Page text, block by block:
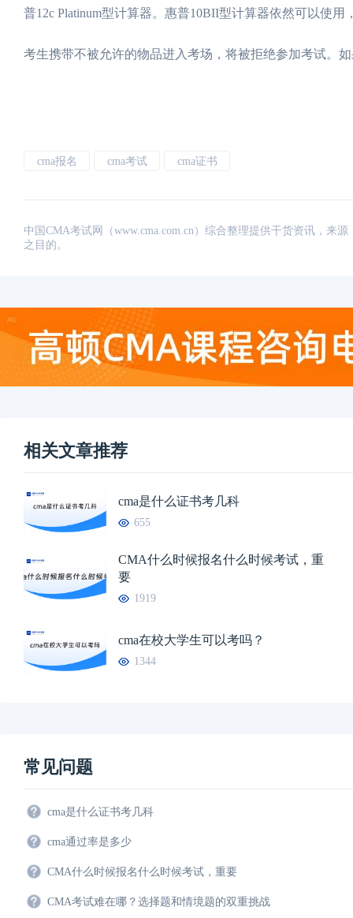
普12c Platinum型计算器。惠普10BII型计算器依然可以使
考生携带不被允许的物品进入考场，将被拒绝参加考试。
cma报名 cma考试 cma证书
中国CMA考试网（www.cma.com.cn）综合整理提供干货资讯，来
之目的。
相关文章推荐
cma是什么证书考几科
655
CMA什么时候报名什么时候考试，重
要
1919
cma在校大学生可以考吗？
1344
常见问题
cma是什么证书考几科
cma通过率是多少
CMA什么时候报名什么时候考试，重要
CMA考试难在哪？选择题和情境题的双重挑战